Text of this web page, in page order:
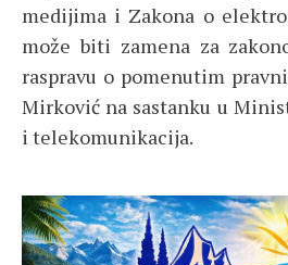
medijima i Zakona o
može biti zamena za
raspravu o pomenutim
Mirković na sastanku u
i telekomunikacija.